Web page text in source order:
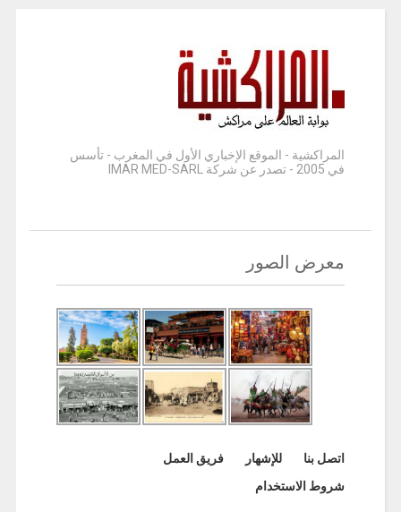
المراكشية - الموقع الإخباري الأول في المغرب - تأسس
في 2005 - تصدر عن شركة IMAR MED-SARL
معرض الصور
اتصل بنا للإشهار
فريق العمل
شروط الاستخدام